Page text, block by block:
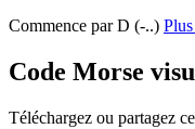
Commence par D (-..)
Code Morse
Téléchargez ou partagez